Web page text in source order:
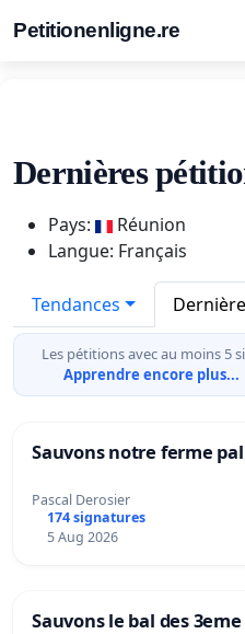
Petitionenligne.re
Dernières
Pays:
Réunion
Langue: Français
Tendances
Les pétitions avec au moins 5
Apprendre encore plus...
Sauvons notre ferme
Pascal Derosier
174 signatures
5 Aug 2026
Sauvons le bal des 3eme